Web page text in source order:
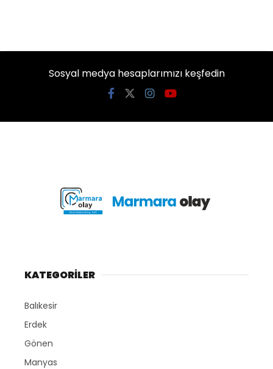
Sosyal medya hesaplarımızı keşfedin
KATEGORİLER
Balıkesir
Erdek
Gönen
Manyas